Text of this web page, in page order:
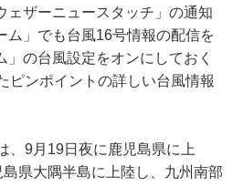
ザーニュースタッチ」の通知
ム」でも台風16号情報の配信を
」の台風設定をオンにしておく
ピンポイントの詳しい台風情報
9月19日夜に鹿児島県に上
県大隅半島に上陸し、九州南部